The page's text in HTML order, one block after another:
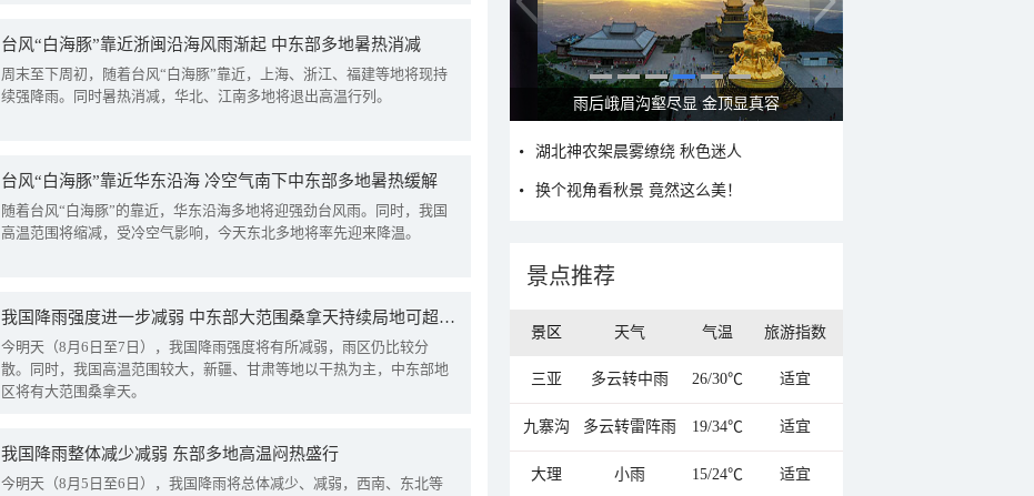
台风“白海豚”靠近浙闽沿海风雨渐起 中东部多地暑热消减
周末至下周初，随着台风“白海豚”靠近，上海、浙江、福建等地将现持
续强降雨。同时暑热消减，华北、江南多地将退出高温行列。
台风“白海豚”靠近华东沿海 冷空气南下中东部多地暑热缓解
随着台风“白海豚”的靠近，华东沿海多地将迎强劲台风雨。同时，我国
高温范围将缩减，受冷空气影响，今天东北多地将率先迎来降温。
我国降雨强度进一步减弱 中东部大范围桑拿天持续局地可超38℃
今明天（8月6日至7日），我国降雨强度将有所减弱，雨区仍比较分
散。同时，我国高温范围较大，新疆、甘肃等地以干热为主，中东部地
区将有大范围桑拿天。
我国降雨整体减少减弱 东部多地高温闷热盛行
今明天（8月5日至6日），我国降雨将总体减少、减弱，西南、东北等
雨后峨眉沟壑尽显 金顶显真容
湖北神农架晨雾缭绕 秋色迷人
换个视角看秋景 竟然这么美！
景点推荐
景区 天气 气温 旅游指数
三亚 多云转中雨 26/30℃ 适宜
九寨沟 多云转雷阵雨 19/34℃ 适宜
大理 小雨 15/24℃ 适宜